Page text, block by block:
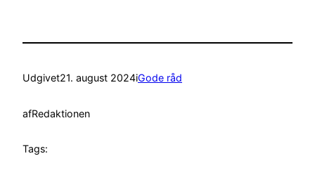
Udgivet21. august 2024iGode råd
afRedaktionen
Tags: